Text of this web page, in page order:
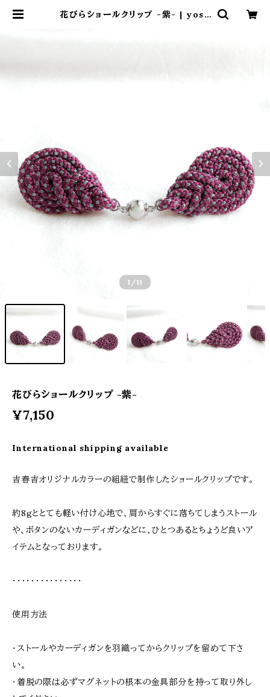
花びらショールクリップ -紫- | yosh
1 /11
花びらショールクリップ -紫-
¥7,150
International shipping available
吉春吉オリジナルカラーの組紐で制作したショールクリップです。
約8gととても軽い付け心地で、肩からすぐに落ちてしまうストール
や、ボタンのないカーディガンなどに、ひとつあるとちょうど良いア
イテムとなっております。
・・・・・・・・・・・・・・・
使用方法
・ストールやカーディガンを羽織ってからクリップを留めて下さ
い。
・着脱の際は必ずマグネットの根本の金具部分を持って取り外し